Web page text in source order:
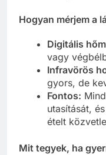
Hogyan mérjem a
Digitális
vagy
Infravörös
gyors, de
Fontos:
utasítását,
ételt
Mit tegyek, ha